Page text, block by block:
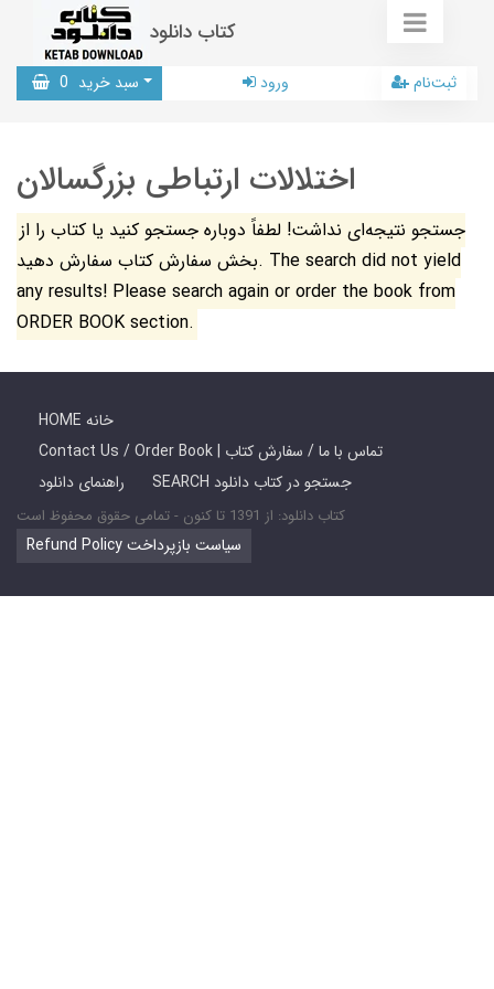
کتاب دانلود
سبد خرید 0 ورود ثبت‌نام
اختلالات ارتباطی بزرگسالان
جستجو نتیجه‌ای نداشت! لطفاً دوباره جستجو کنید یا کتاب را از
بخش سفارش کتاب سفارش دهید. The search did not yield
any results! Please search again or order the book from
ORDER BOOK section.
HOME خانه
Contact Us / Order Book | تماس با ما / سفارش کتاب
راهنمای دانلود
SEARCH جستجو در کتاب دانلود
کتاب دانلود: از 1391 تا کنون - تمامی حقوق محفوظ است
Refund Policy سیاست بازپرداخت